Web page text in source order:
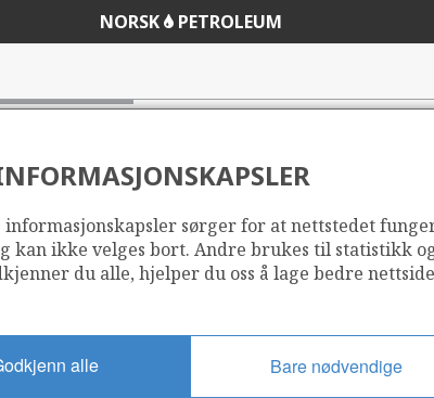
NORSK PETROLEUM
informasjonskapsler sørger for at nettstedet
kan ikke velges bort. Andre brukes til statistikk
du alle, hjelper du oss å lage bedre
alle Bare nødvendige